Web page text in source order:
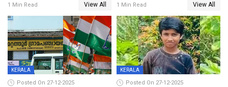
മാനസികപീഡനമെന്ന് കുറിപ്പ്
1 Min Read View All
സുഹൃത്തും പൊലീസ്
കസ്റ്റഡിയിൽ
1 Min Read View All
KERALA
Posted On 27-12-2025
KERALA
Posted On 27-12-2025